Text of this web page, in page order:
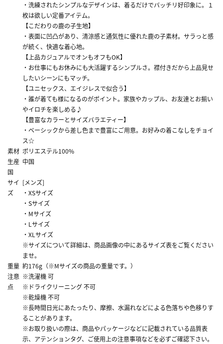
・洗練されたシンプルなデザインは、着るだけでバッチリ好印象に。１
枚は欲しい定番アイテム。
【こだわりの鹿の子生地】
・表面に凹凸があり、清涼感と通気性に優れた鹿の子素材。サラっと感
が続く、快適な着心地。
【上品カジュアルでオンもオフもOK】
・お仕事にもお休みにも大活躍するシンプルさ。襟付きだから上品見せ
したいシーンにもマッチ。
【ユニセックス、エイジレスで似合う】
・誰が着ても様になるのがポイント。家族やカップル、お友達とお揃い
やイロチを楽しめる♪
【豊富なカラーとサイズバラエティー】
・ベーシックから差し色まで豊富にご用意。お好みの着こなしをチョイ
ス☆
素材 ポリエステル100%
生産
国
中国
サイ
ズ
[メンズ]
・XSサイズ
・Sサイズ
・Mサイズ
・Lサイズ
・XLサイズ
※サイズについて詳細は、商品画像の中にあるサイズ表をご覧ください
ませ。
重量 約176g（※Mサイズの商品の重量です。）
注意
点
※洗濯機 可
※ドライクリーニング 不可
※乾燥機 不可
※長時間日光にあたったり、摩擦、水漏れなどによる色落ちや色移りす
ることがあります。
※お取り扱いの際は、商品やパッケージなどに記載されている品質表
示、アテンションタグ、ご使用上の注意事項などを必ずご確認下さい。